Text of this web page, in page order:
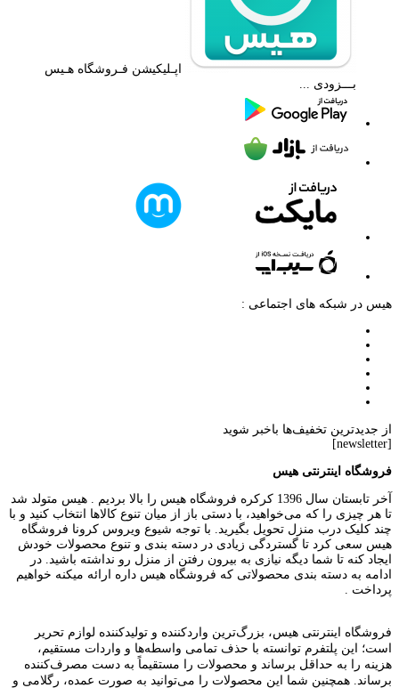
اپـلیکیشن فـروشگاه هـیس
بـــزودی ...
هیس در شبکه های اجتماعی :
از جدیدترین تخفیف‌ها باخبر شوید
[newsletter]
فروشگاه اینترنتی هیس
آخر تابستان سال 1396 کرکره فروشگاه هیس را بالا بردیم . هیس متولد شد
تا هر چیزی را که می‌خواهید، با دستی باز از میان تنوع کالاها انتخاب کنید و با
چند کلیک درب منزل تحویل بگیرید. با توجه شیوع ویروس کرونا فروشگاه
هیس سعی کرد تا گستردگی زیادی در دسته بندی و تنوع محصولات خودش
ایجاد کنه تا شما دیگه نیازی به بیرون رفتن از منزل رو نداشته باشید. در
ادامه به دسته بندی محصولاتی که فروشگاه هیس داره ارائه میکنه خواهیم
پرداخت .
فروشگاه اینترنتی هیس، بزرگ‌ترین وارد‌کننده و تولید‌کننده لوازم تحریر
است؛ این پلتفرم توانسته با حذف تمامی واسطه‌ها و واردات مستقیم،
هزینه را به حداقل برساند و محصولات را مستقیماً به دست مصرف‌کننده
برساند. همچنین شما این محصولات را می‌توانید به صورت عمده، رگلامی و